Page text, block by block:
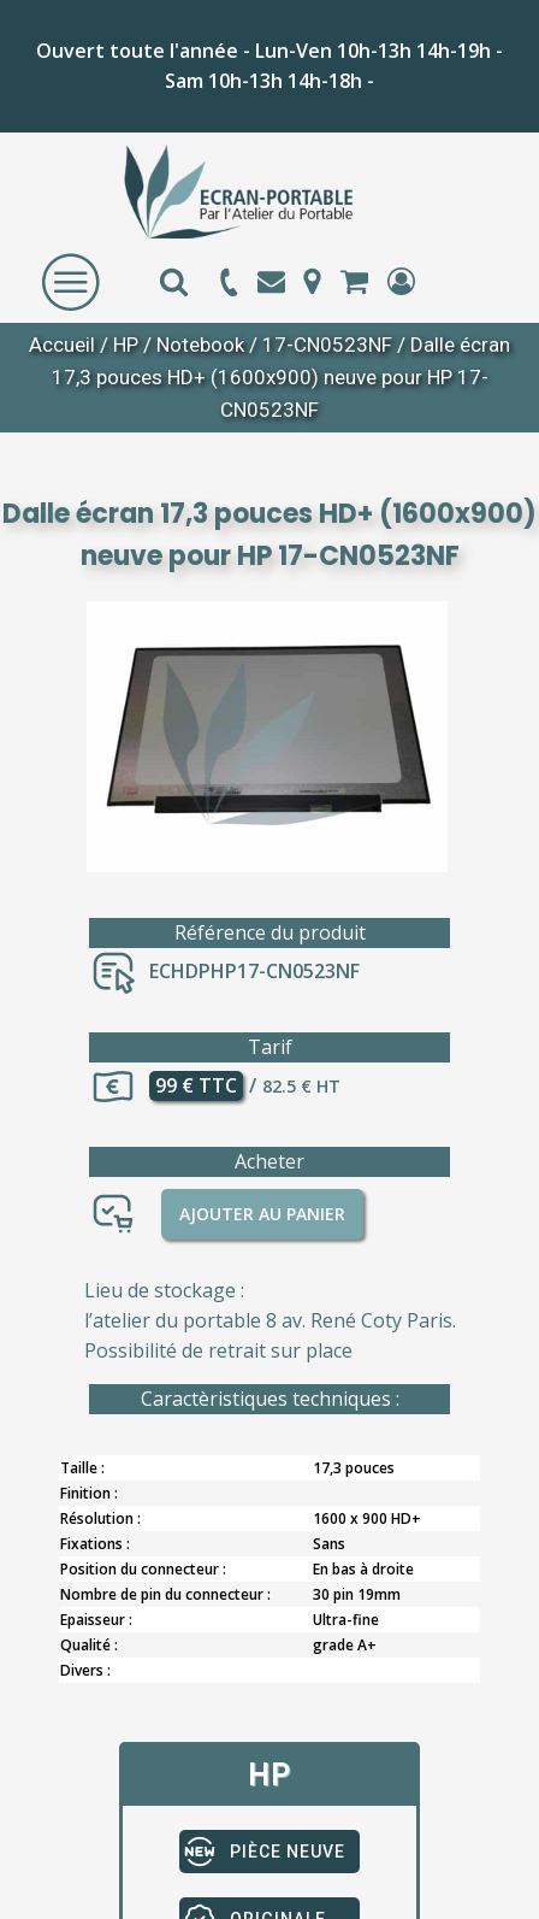
Ouvert toute l'année - Lun-Ven 10h-13h 14h-19h -
Sam 10h-13h 14h-18h -
Accueil/ HP / Notebook/ 17-CN0523NF / Dalle écran
17,3 pouces HD+ (1600x900) neuve pour HP 17-
CN0523NF
Dalle écran 17,3 pouces HD+ (1600x900)
neuve pour HP 17-CN0523NF
Référence du produit
ECHDPHP17-CN0523NF
Tarif
99 € TTC / 82.5 € HT
Acheter
AJOUTER AU PANIER
Lieu de stockage :
l’atelier du portable 8 av. René Coty Paris.
Possibilité de retrait sur place
Caractèristiques techniques :
Taille :
17,3 pouces
Finition :
Résolution :
1600 x 900 HD+
Fixations :
Sans
Position du connecteur :
En bas à droite
Nombre de pin du connecteur :
30 pin 19mm
Epaisseur :
Ultra-fine
Qualité :
grade A+
Divers :
HP
PIÈCE NEUVE